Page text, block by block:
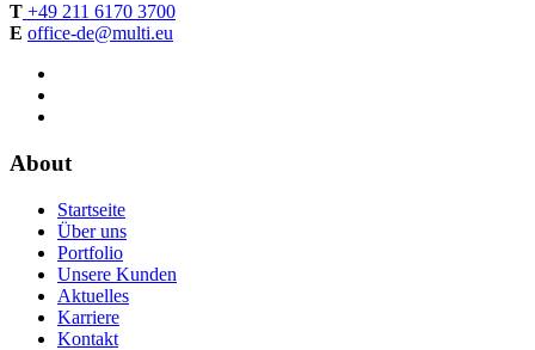
T +49 211 6170 3700
E office-de@multi.eu
About
Startseite
Über uns
Portfolio
Unsere Kunden
Aktuelles
Karriere
Kontakt